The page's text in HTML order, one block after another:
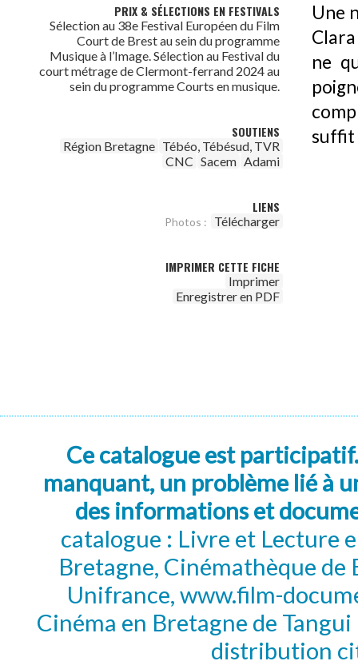
PRIX & SÉLECTIONS EN FESTIVALS
Sélection au 38e Festival Européen du Film
Court de Brest au sein du programme
Musique à l’Image. Sélection au Festival du
court métrage de Clermont-ferrand 2024 au
sein du programme Courts en musique.
SOUTIENS
Région Bretagne Tébéo, Tébésud, TVR
CNC Sacem Adami
LIENS
Photos : Télécharger
IMPRIMER CETTE FICHE
Imprimer
Enregistrer en PDF
Une
ne
suffit
Ce catalogue est
manquant, un problème lié à
des informations et
catalogue : Livre et Lecture
Bretagne, Cinémathèque de
Unifrance, www.film-
Cinéma en Bretagne de
distribution